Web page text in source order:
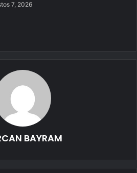
7, 2026
BAYRAM